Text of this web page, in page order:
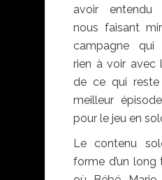
avoir entendu
nous faisant
campagne qui
rien à voir avec
de ce qui
meilleur
pour le jeu en
Le contenu
forme d’un